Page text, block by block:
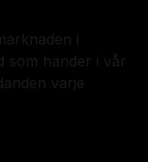
i
som händer i vår
varje